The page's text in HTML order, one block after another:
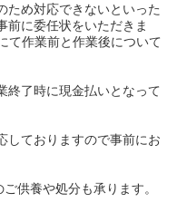
ため対応できないといった
前に委任状をいただきま
て作業前と作業後について
終了時に現金払いとなって
しておりますので事前にお
供養や処分も承ります。